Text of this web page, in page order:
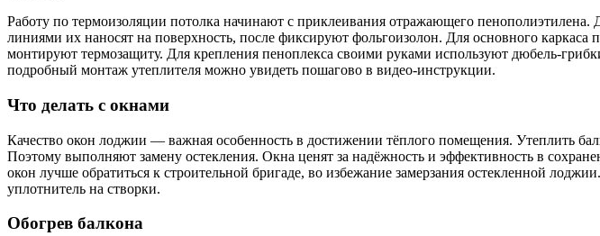
Работу по термоизоляции потолка начинают с приклеивания отражающего
линиями их наносят на поверхность, после фиксируют фольгоизолон. Для основного
монтируют термозащиту. Для крепления пеноплекса своими руками используют дюбель-
подробный монтаж утеплителя можно увидеть пошагово в видео-инструкции.
Что делать с окнами
Качество окон лоджии — важная особенность в достижении тёплого помещения. Утеплить
Поэтому выполняют замену остекления. Окна ценят за надёжность и эффективность в
окон лучше обратиться к строительной бригаде, во избежание замерзания остекленной
уплотнитель на створки.
Обогрев балкона